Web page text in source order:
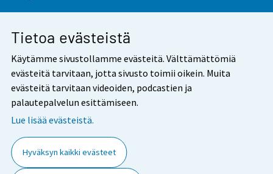
Tietoa evästeistä
Käytämme sivustollamme evästeitä. Välttämättömiä
evästeitä tarvitaan, jotta sivusto toimii oikein. Muita
evästeitä tarvitaan videoiden, podcastien ja
palautepalvelun esittämiseen.
Lue lisää evästeistä.
Hyväksyn kaikki evästeet
Saavutettavuus
Tietoa sivustosta
Evästeasetukset